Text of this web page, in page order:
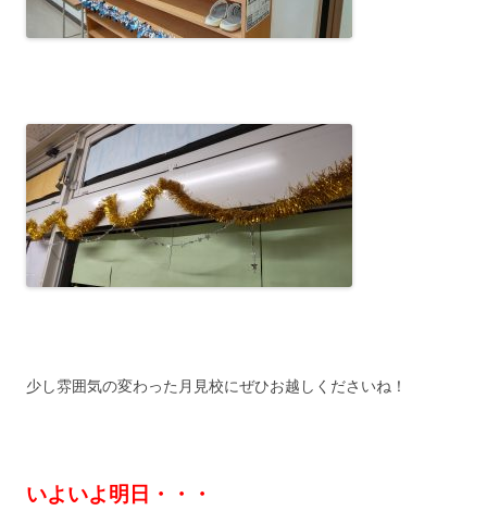
少し雰囲気の変わった月見校にぜひお越しくださいね！
いよいよ明日・・・